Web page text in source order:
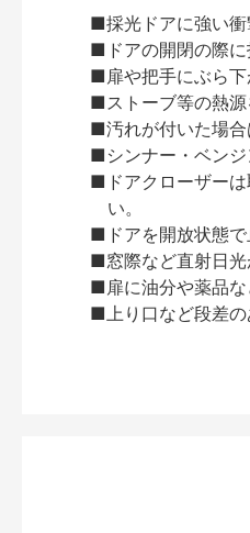
■採光ドアに強い衝
■ドアの開閉の際に
■扉や把手にぶら下
■ストーブ等の熱源
■汚れが付いた場合
■シンナー・ベンジ
■ドアクローザーは
い。
■ドアを開放状態で
■窓際など直射日光
■扉に油分や薬品な
■上り口など段差の